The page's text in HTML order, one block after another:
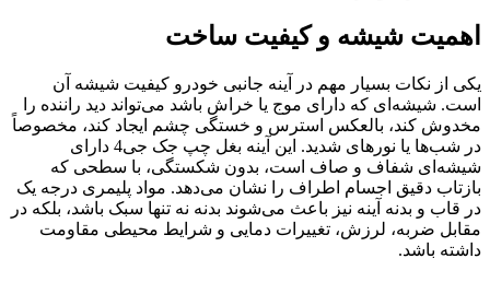
اهمیت شیشه و کیفیت ساخت
یکی از نکات بسیار مهم در آینه جانبی خودرو کیفیت شیشه آن
است. شیشه‌ای که دارای موج یا خراش باشد می‌تواند دید راننده را
مخدوش کند، بالعکس استرس و خستگی چشم ایجاد کند، مخصوصاً
در شب‌ها یا نورهای شدید. این آینه بغل چپ جک جی4 دارای
شیشه‌ای شفاف و صاف است، بدون شکستگی، با سطحی که
بازتاب دقیق اجسام اطراف را نشان می‌دهد. مواد پلیمری درجه یک
در قاب و بدنه آینه نیز باعث می‌شوند بدنه نه تنها سبک باشد، بلکه در
مقابل ضربه، لرزش، تغییرات دمایی و شرایط محیطی مقاومت
داشته باشد.